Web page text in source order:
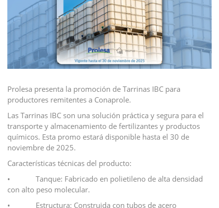
Prolesa presenta la promoción de Tarrinas IBC para
productores remitentes a Conaprole.
Las Tarrinas IBC son una solución práctica y segura para el
transporte y almacenamiento de fertilizantes y productos
químicos. Esta promo estará disponible hasta el 30 de
noviembre de 2025.
Características técnicas del producto:
• Tanque: Fabricado en polietileno de alta densidad
con alto peso molecular.
• Estructura: Construida con tubos de acero